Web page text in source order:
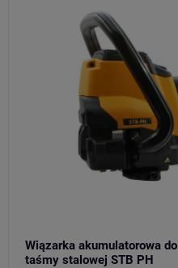
Wiązarka akumulatorowa do
taśmy stalowej STB PH